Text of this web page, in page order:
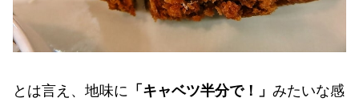
とは言え、地味に 「キャベツ半分で！」 みたいな感